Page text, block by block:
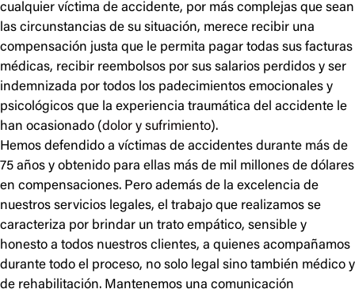
cualquier víctima de accidente, por más complejas que sean
las circunstancias de su situación, merece recibir una
compensación justa que le permita pagar todas sus facturas
médicas, recibir reembolsos por sus salarios perdidos y ser
indemnizada por todos los padecimientos emocionales y
psicológicos que la experiencia traumática del accidente le
han ocasionado (dolor y sufrimiento).
Hemos defendido a víctimas de accidentes durante más de
75 años y obtenido para ellas más de mil millones de dólares
en compensaciones. Pero además de la excelencia de
nuestros servicios legales, el trabajo que realizamos se
caracteriza por brindar un trato empático, sensible y
honesto a todos nuestros clientes, a quienes acompañamos
durante todo el proceso, no solo legal sino también médico y
de rehabilitación. Mantenemos una comunicación